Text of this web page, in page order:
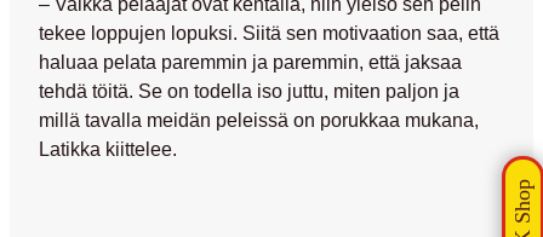
tekee loppujen lopuksi. Siitä sen motivaation saa, että
haluaa pelata paremmin ja paremmin, että jaksaa
tehdä töitä. Se on todella iso juttu, miten paljon ja
millä tavalla meidän peleissä on porukkaa mukana,
Latikka kiittelee.